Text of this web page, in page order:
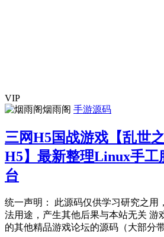
VIP
烟雨阁 手游源码
三网H5国战游戏【乱世
H5】最新整理Linux手工
台
统一声明： 此源码仅供学习研究之用
法用途，产生其他后果与本站无关 游
的其他精品游戏论坛的源码（大部分